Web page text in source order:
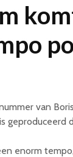
van
geproduceerd
enorm